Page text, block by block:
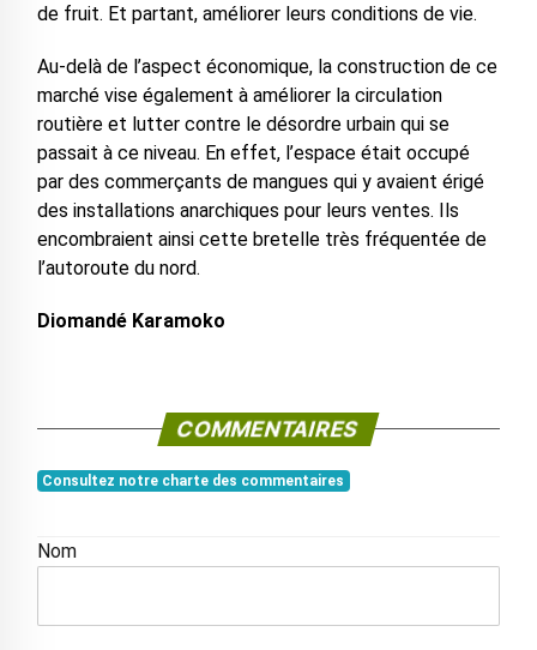
de fruit. Et partant, améliorer leurs conditions de vie.
Au-delà de l’aspect économique, la construction de ce
marché vise également à améliorer la circulation
routière et lutter contre le désordre urbain qui se
passait à ce niveau. En effet, l’espace était occupé
par des commerçants de mangues qui y avaient érigé
des installations anarchiques pour leurs ventes. Ils
encombraient ainsi cette bretelle très fréquentée de
l’autoroute du nord.
Diomandé Karamoko
COMMENTAIRES
Consultez notre charte des commentaires
Nom